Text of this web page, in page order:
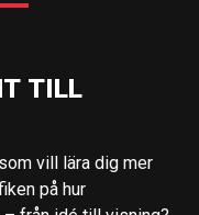
TILL
vill lära dig mer
på hur